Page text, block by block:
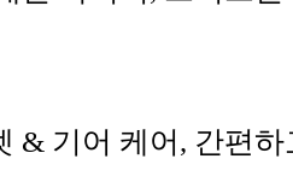
& 기어 케어, 간편하